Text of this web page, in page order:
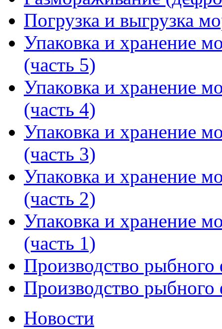
Погрузка и выгрузка
Упаковка и хранение
(часть 5)
Упаковка и хранение
(часть 4)
Упаковка и хранение
(часть 3)
Упаковка и хранение
(часть 2)
Упаковка и хранение
(часть 1)
Производство
Производство рыбного
Новости